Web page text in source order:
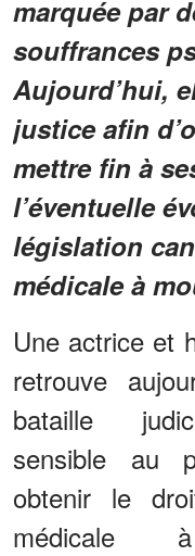
marquée par
souffrances
Aujourd’hui,
justice afin
mettre fin à
l’éventuelle
législation
médicale à
Une actrice et
retrouve
bataille
sensible au
obtenir le
médicale